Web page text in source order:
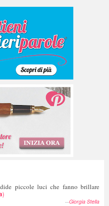
piccole luci che fanno brillare
)
--Giorgia Stella